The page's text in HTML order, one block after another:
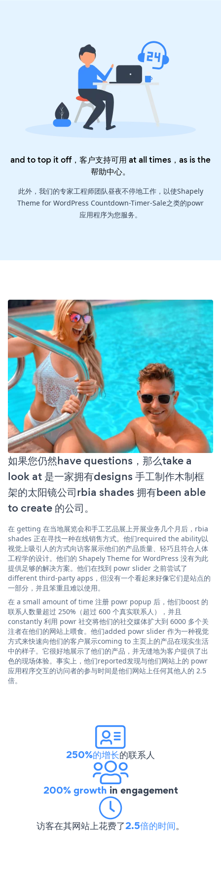
and to top it off，客户支持可用 at all times，as is the
帮助中心。
此外，我们的专家工程师团队昼夜不停地工作，以使Shapely
Theme for WordPress Countdown-Timer-Sale之类的powr
应用程序为您服务。
如果您仍然have questions，那么take a
look at 是一家拥有designs 手工制作木制框
架的太阳镜公司rbia shades 拥有been able
to create 的公司。
在 getting 在当地展览会和手工艺品展上开展业务几个月后，rbia
shades 正在寻找一种在线销售方式。他们required the ability以
视觉上吸引人的方式向访客展示他们的产品质量、轻巧且符合人体
工程学的设计。他们的 Shapely Theme for WordPress 没有为此
提供足够的解决方案。他们在找到 powr slider 之前尝试了
different third-party apps，但没有一个看起来好像它们是站点的
一部分，并且笨重且难以使用。
在 a small amount of time 注册 powr popup 后，他们boost 的
联系人数量超过 250%（超过 600 个真实联系人），并且
constantly 利用 powr 社交将他们的社交媒体扩大到 6000 多个关
注者在他们的网站上喂食。他们added powr slider 作为一种视觉
方式来快速向他们的客户展示coming to 主页上的产品在现实生活
中的样子。它很好地展示了他们的产品，并无缝地为客户提供了出
色的现场体验。事实上，他们reported发现与他们网站上的 powr
应用程序交互的访问者的参与时间是他们网站上任何其他人的 2.5
倍。
250%的增长的联系人
200% growth in engagement
访客在其网站上花费了2.5倍的时间。